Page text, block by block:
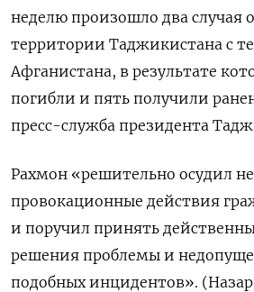
неделю произошло два случая
территории Таджикистана с
Афганистана, в результате
погибли и пять получили
пресс-служба президента
Рахмон «решительно осудил
провокационные действия
и поручил принять
решения проблемы и
подобных инцидентов».